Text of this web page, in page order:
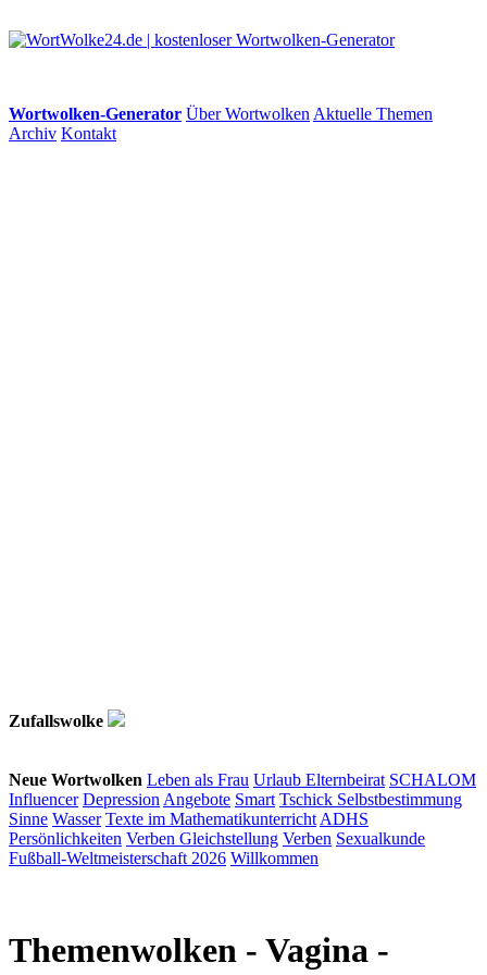
Wortwolken-Generator Über Wortwolken Aktuelle Themen
Archiv Kontakt
Zufallswolke
Neue Wortwolken Leben als Frau Urlaub Elternbeirat SCHALOM
Influencer Depression Angebote Smart Tschick Selbstbestimmung
Sinne Wasser Texte im Mathematikunterricht ADHS
Persönlichkeiten Verben Gleichstellung Verben Sexualkunde
Fußball-Weltmeisterschaft 2026 Willkommen
Themenwolken - Vagina -